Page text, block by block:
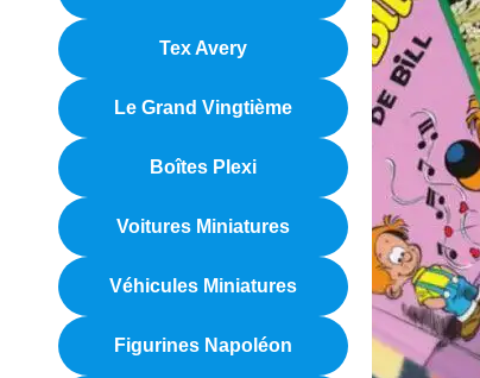
Tex Avery
Le Grand Vingtième
Boîtes Plexi
Voitures Miniatures
Véhicules Miniatures
Figurines Napoléon